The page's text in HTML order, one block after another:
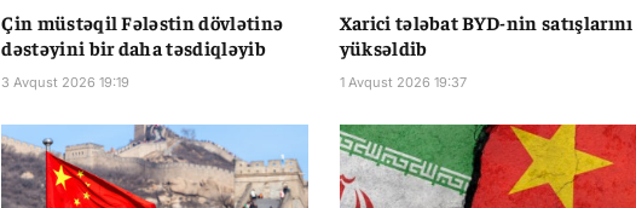
Çin müstəqil Fələstin dövlətinə
dəstəyini bir daha təsdiqləyib
3 Avqust 2026 19:19
Xarici tələbat BYD-nin satışlarını
yüksəldib
1 Avqust 2026 19:37